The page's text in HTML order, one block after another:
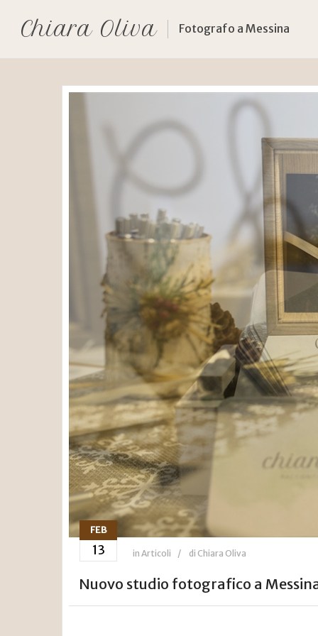
Chiara Oliva Fotografo a Messina
FEB
13 in Articoli di Chiara Oliva
Nuovo studio fotografico a